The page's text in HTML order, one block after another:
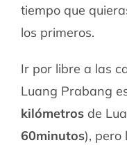
tiempo que
los primeros.
Ir por libre a las
Luang Prabang
kilómetrosde
60minutos), pero